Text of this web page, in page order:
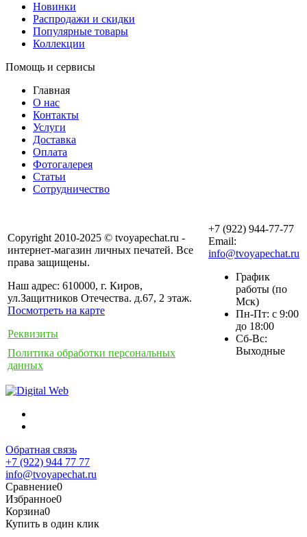
Новинки
Распродажи и скидки
Популярные товары
Коллекции
Помощь и сервисы
Главная
О нас
Контакты
Услуги
Доставка
Оплата
Фотогалерея
Статьи
Сотрудничество
Copyright 2010-2025 © tvoyapechat.ru -
интернет-магазин личных печатей. Все
права защищены.
Наш адрес: 610000, г. Киров,
ул.Защитников Отечества. д.67, 2 этаж.
Посмотреть на карте
Реквизиты
Политика обработки персональных
данных
+7 (922) 944-77-77
Email:
info@tvoyapechat.ru
График
работы (по
Мск)
Пн-Пт: с 9:00
до 18:00
Сб-Вс:
Выходные
Обратная связь
+7 (922) 944 77 77
info@tvoyapechat.ru
Сравнение0
Избранное0
Корзина0
Купить в один клик